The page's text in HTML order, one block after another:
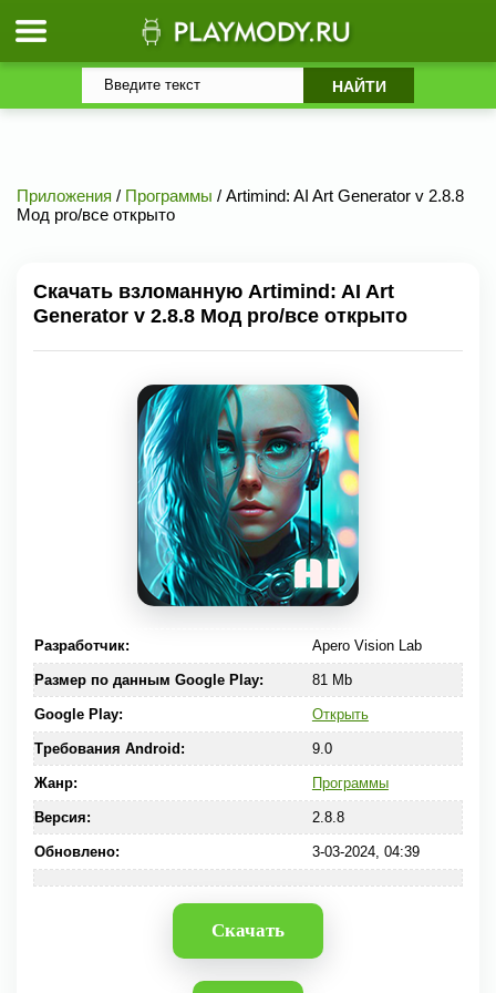
Приложения / Программы / Artimind: AI Art Generator v 2.8.8
Мод pro/все открыто
Скачать взломанную Artimind: AI Art
Generator v 2.8.8 Мод pro/все открыто
Разработчик: Apero Vision Lab
Размер по данным Google Play: 81 Mb
Google Play: Открыть
Требования Android: 9.0
Жанр: Программы
Версия: 2.8.8
Обновлено: 3-03-2024, 04:39
Скачать